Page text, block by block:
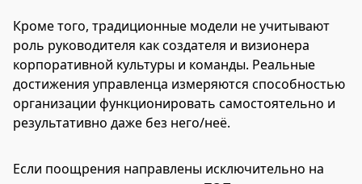
Кроме того, традиционные модели не учитывают
роль руководителя как создателя и визионера
корпоративной культуры и команды. Реальные
достижения управленца измеряются способностью
организации функционировать самостоятельно и
результативно даже без него/неё.
Если поощрения направлены исключительно на